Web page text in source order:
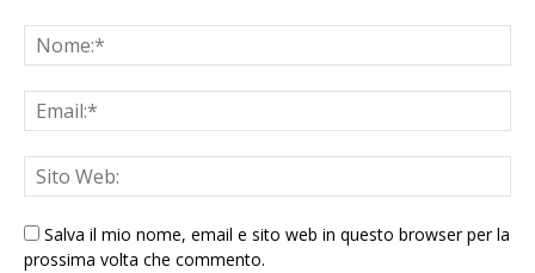
Salva il mio nome, email e sito web in questo browser per la
prossima volta che commento.